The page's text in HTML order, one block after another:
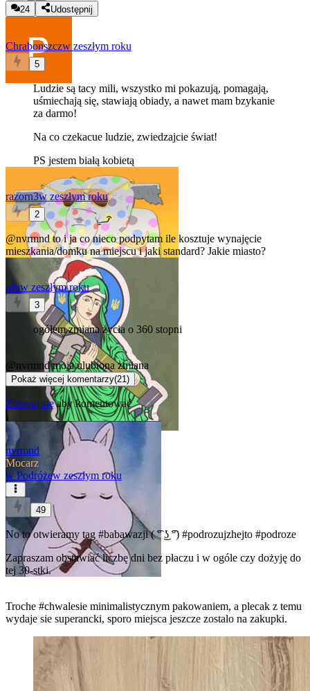
24
Udostępnij
Chrabonszczw zeszłym roku
5
Ludzie są tacy mili, wszystko mi pokazują, pomagają,
uśmiechają się, stawiają obiady, a nawet mam bzykanie
za darmo!
Na co czekacue ludzie, zwiedzajcie świat!
PS jestem białą kobietą
razorn3w zeszłym roku
2
@nvrmndto i ja co nieco podpytam ile kosztuje wynajęcie
mieszkania/domku na miejscu i jaki standard? Jakie miasto?
pfuw zeszłym roku
3
ogółem zmiana życia o 360 stopni
@nvrmndmoja ulubiona zmiana
Pokaż więcej komentarzy(21)
Zaloguj sięaby komentować
nvrmnd
Mocarz
w Podróżew zeszłym roku
49
No to otwieramy tag #babawazji( ͡° ͜ʖ ͡°) #podrozujzhejto #podroze
Zapraszam obstawiać liczbę dni bez płaczu i w ogóle czy dożyję do
tej 30-stki.
Troche #chwalesie minimalistycznym pakowaniem, a plecak z temu
wydaje sie superancki, sporo miejsca jeszcze zostalo na zakupki.